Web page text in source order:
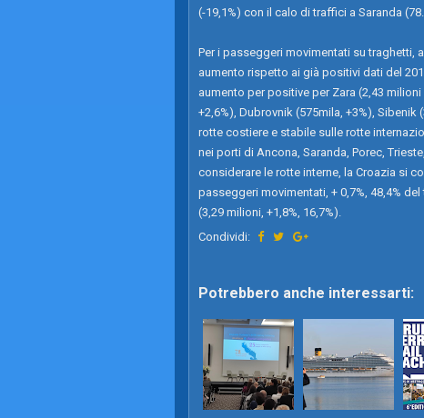
(-19,1%) con il calo di traffici a Saranda
Per i passeggeri movimentati su traghetti,
aumento rispetto ai già positivi dati del
aumento per positive per Zara (2,43
+2,6%), Dubrovnik (575mila, +3%), Sibenik
rotte costiere e stabile sulle rotte
nei porti di Ancona, Saranda, Porec,
considerare le rotte interne, la Croazia si
passeggeri movimentati, + 0,7%, 48,4%
(3,29 milioni, +1,8%, 16,7%).
Condividi:
Potrebbero anche interessarti: